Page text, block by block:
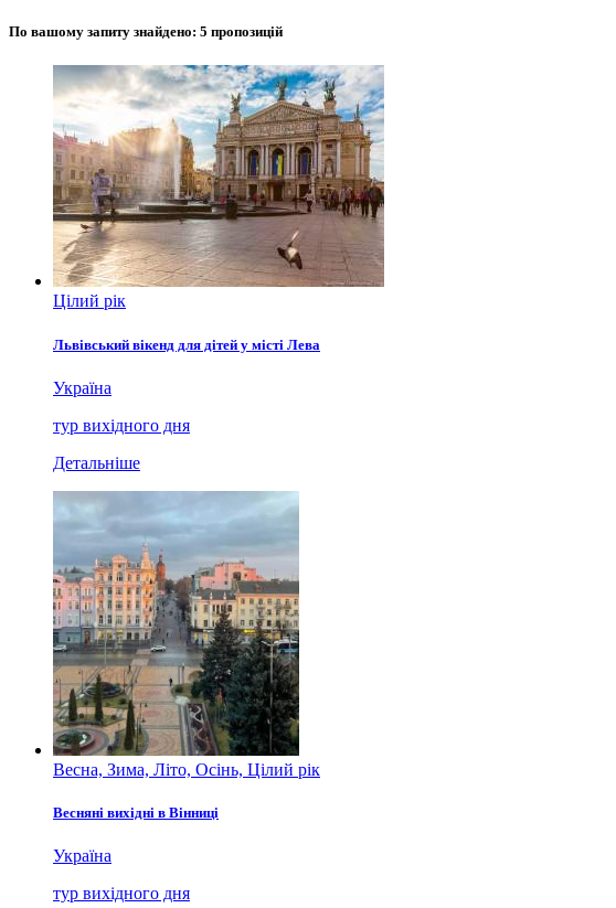
По вашому запиту знайдено: 5 пропозицій
Цілий рік
Львівський вікенд для дітей у місті Лева
Україна
тур вихідного дня
Детальніше
Весна, Зима, Літо, Осінь, Цілий рік
Весняні вихідні в Вінниці
Україна
тур вихідного дня